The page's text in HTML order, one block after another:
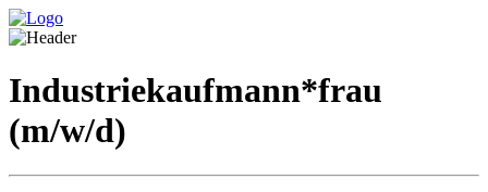
Industriekaufmann*frau
(m/w/d)